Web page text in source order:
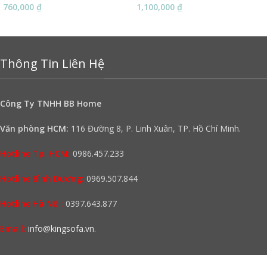
760,000 ₫
1,100,000 ₫
Thông Tin Liên Hệ
Công Ty TNHH BB Home
Văn phòng HCM: 116 Đường 8, P. Linh Xuân, TP. Hồ Chí Minh.
Hotline Tp. HCM: 0986.457.233
Hotline Bình Dương: 0969.507.844
Hotline Hà Nội: 0397.643.877
Email: info@kingsofa.vn.